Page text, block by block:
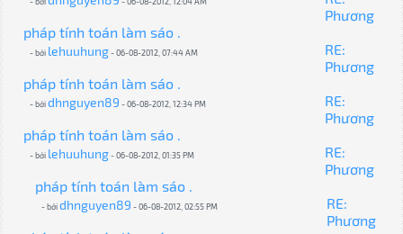
Phương
pháp tính toán làm sáo .
- bởi lehuuhung- 06-08-2012, 07:44 AM
RE:
Phương
pháp tính toán làm sáo .
- bởidhnguyen89 - 06-08-2012, 12:34 PM
RE:
Phương
pháp tính toán làm sáo .
- bởi lehuuhung- 06-08-2012, 01:35 PM
RE:
Phương
pháp tính toán làm sáo .
- bởidhnguyen89 - 06-08-2012, 02:55 PM
RE:
Phương